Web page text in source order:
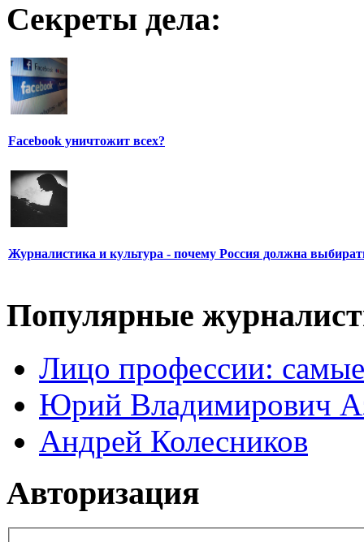
Секреты дела:
Facebook уничтожит всех?
Журналистика и культура - почему Россия должна
Популярные
Лицо профессии:
Юрий Владимирович
Андрей Колесников
Авторизация